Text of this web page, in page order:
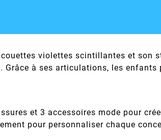
violettes scintillantes et son
à ses articulations, les
et 3 accessoires mode pour
pour personnaliser chaque